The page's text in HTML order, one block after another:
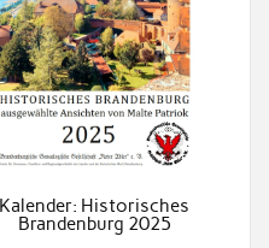
Kalender: Historisches
Brandenburg 2025